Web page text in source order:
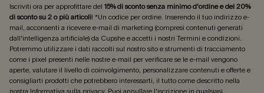
Iscriviti ora per approfittare del 15% di sconto senza minimo d'ordine e del 20%
di sconto su 2 o più articoli! *Un codice per ordine. Inserendo il tuo indirizzo e-
mail, acconsenti a ricevere e-mail di marketing (compresi contenuti generati
dall'intelligenza artificiale) da Cupshe e accetti i nostri Termini e condizioni.
Potremmo utilizzare i dati raccolti sul nostro sito e strumenti di tracciamento
come i pixel presenti nelle nostre e-mail per verificare se le e-mail vengono
aperte, valutare il livello di coinvolgimento, personalizzare contenuti e offerte e
consigliarti prodotti che potrebbero interessarti, il tutto come descritto nella
nostra Informativa sulla privacy. Puoi annullare l'iscrizione in qualsiasi